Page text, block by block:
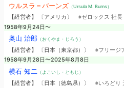
ウルスラ＝バーンズ （Ursula M. Burns）
【経営者】 〔アメリカ〕 ※ゼロックス 社長
1958年9月24日〜
奥山 治郎（おくやま・じろう）
【経営者】 〔日本（東京都）〕 ※フリージ
1958年9月28日〜2025年8月8日
横石 知二 （よこいし・ともじ）
【経営者】 〔日本（徳島県）〕 ※いろどり